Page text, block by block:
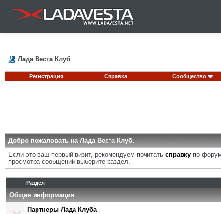
Лада Веста Клуб
Регистрация Справка Сообщество
Добро пожаловать на Лада Веста Клуб.
Если это ваш первый визит, рекомендуем почитать справку по
просмотра сообщений выберите раздел.
Раздел
Общая информация
Партнеры Лада Клуба